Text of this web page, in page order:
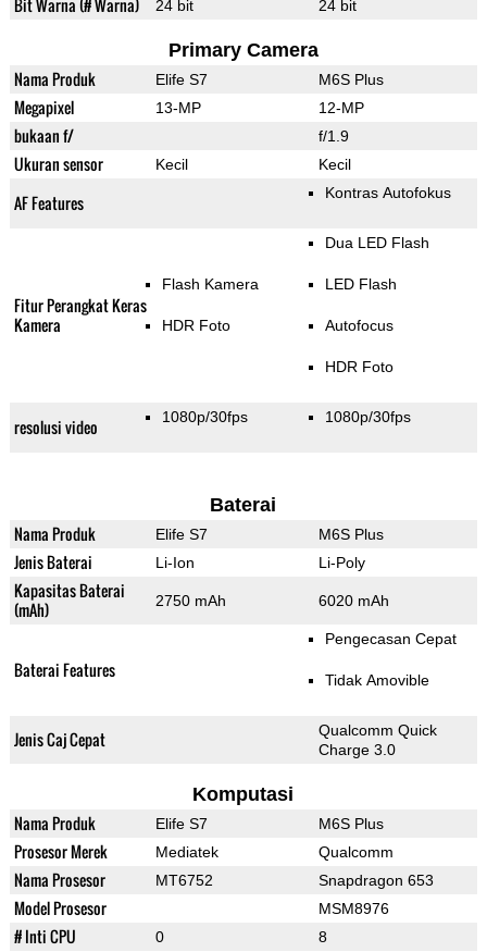
Bit Warna (# Warna) 24 bit 24 bit
Primary Camera
Nama Produk Elife S7 M6S Plus
Megapixel 13-MP 12-MP
bukaan f/ f/1.9
Ukuran sensor Kecil Kecil
AF Features Kontras Autofokus
Fitur Perangkat Keras
Kamera
Flash Kamera
HDR Foto
Dua LED Flash
LED Flash
Autofocus
HDR Foto
resolusi video 1080p/30fps 1080p/30fps
Baterai
Nama Produk Elife S7 M6S Plus
Jenis Baterai Li-Ion Li-Poly
Kapasitas Baterai
(mAh)
2750 mAh 6020 mAh
Baterai Features
Pengecasan Cepat
Tidak Amovible
Jenis Caj Cepat
Qualcomm Quick
Charge 3.0
Komputasi
Nama Produk Elife S7 M6S Plus
Prosesor Merek Mediatek Qualcomm
Nama Prosesor MT6752 Snapdragon 653
Model Prosesor MSM8976
# Inti CPU 0 8